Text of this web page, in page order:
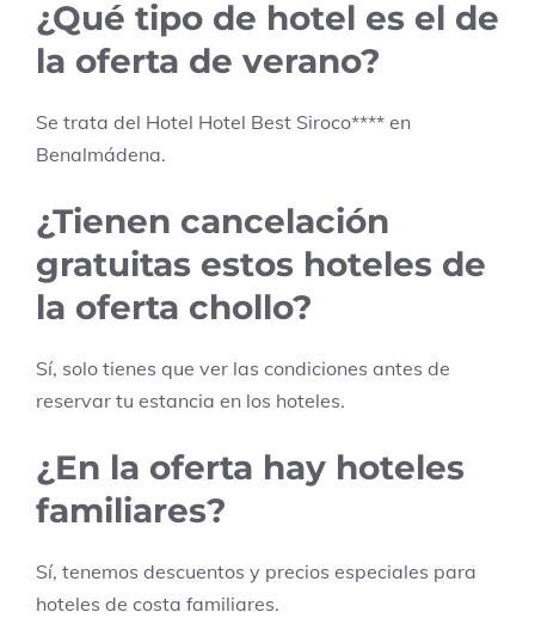
¿Qué tipo de hotel es el de
la oferta de verano?
Se trata del Hotel Hotel Best Siroco**** en
Benalmádena.
¿Tienen cancelación
gratuitas estos hoteles de
la oferta chollo?
Sí, solo tienes que ver las condiciones antes de
reservar tu estancia en los hoteles.
¿En la oferta hay hoteles
familiares?
Sí, tenemos descuentos y precios especiales para
hoteles de costa familiares.